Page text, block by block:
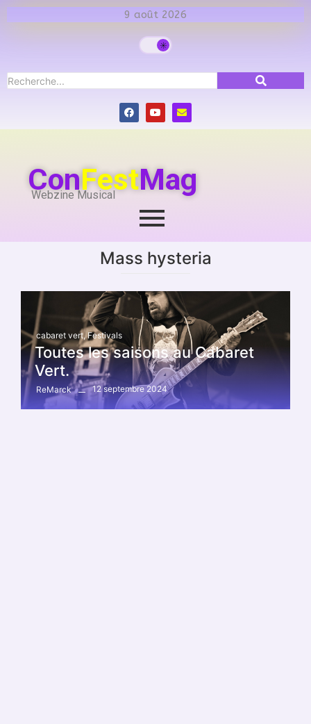
9 août 2026
ConFestMag
Webzine Musical
Mass hysteria
cabaret vert, Festivals
Toutes les saisons au Cabaret
Vert.
ReMarck 12 septembre 2024